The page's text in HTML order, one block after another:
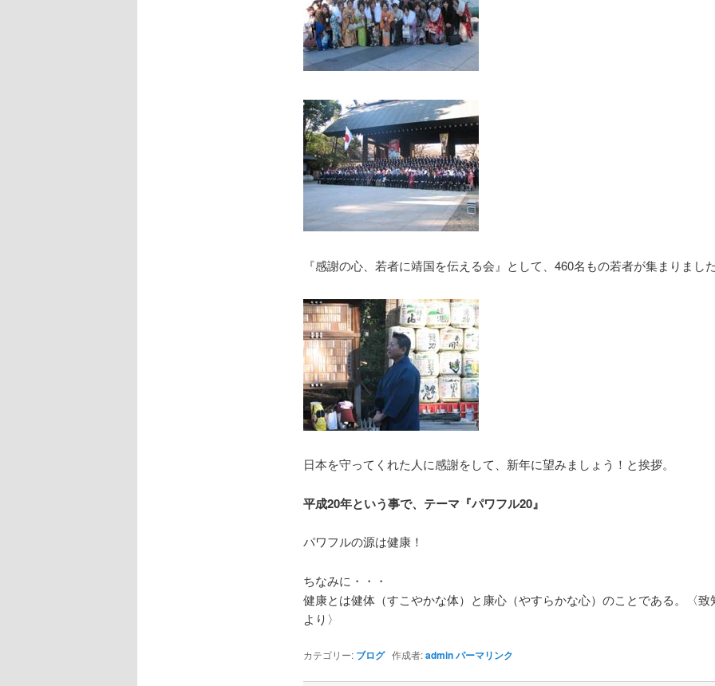
『感謝の心、若者に靖国を伝える会』として、460名もの若者が集まりまし
日本を守ってくれた人に感謝をして、新年に望みましょう！と挨拶。
平成20年という事で、テーマ『パワフル20』
パワフルの源は健康！
ちなみに・・・
健康とは健体（すこやかな体）と康心（やすらかな心）のことである。〈致
より〉
カテゴリー: ブログ作成者:adminパーマリンク